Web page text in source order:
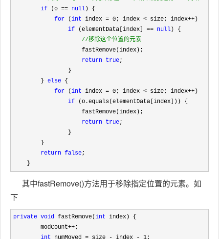
if (o == null ) {
for (int index = 0; index < size; index++ )
if (elementData[index] == null ) {
//移除这个位置的元素
return true;
        }
else {
for (int index = 0; index < size; index++ )
if (o.equals(elementData[index])) {
return true;
return false;
    }
其中fastRemove()方法用于移除指定位置的元素。如
下
private void fastRemove(int index) {
        modCount
++;
int numMoved = size - index - 1;